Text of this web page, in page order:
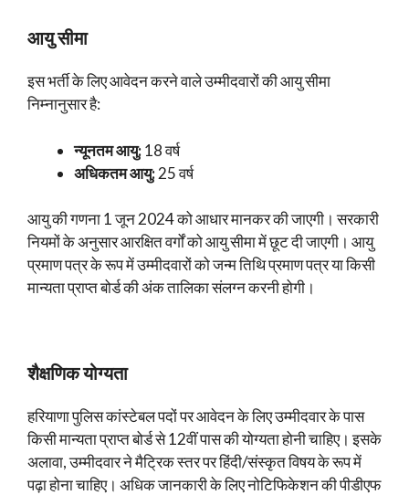
आयु सीमा
इस भर्ती के लिए आवेदन करने वाले उम्मीदवारों की आयु सीमा
निम्नानुसार है:
न्यूनतम आयु:18 वर्ष
अधिकतम आयु:25 वर्ष
आयु की गणना 1 जून 2024 को आधार मानकर की जाएगी। सरकारी
नियमों के अनुसार आरक्षित वर्गों को आयु सीमा में छूट दी जाएगी। आयु
प्रमाण पत्र के रूप में उम्मीदवारों को जन्म तिथि प्रमाण पत्र या किसी
मान्यता प्राप्त बोर्ड की अंक तालिका संलग्न करनी होगी।
शैक्षणिक योग्यता
हरियाणा पुलिस कांस्टेबल पदों पर आवेदन के लिए उम्मीदवार के पास
किसी मान्यता प्राप्त बोर्ड से 12वीं पास की योग्यता होनी चाहिए। इसके
अलावा, उम्मीदवार ने मैट्रिक स्तर पर हिंदी/संस्कृत विषय के रूप में
पढ़ा होना चाहिए। अधिक जानकारी के लिए नोटिफिकेशन की पीडीएफ